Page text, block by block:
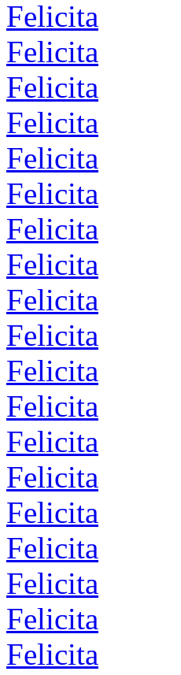
Felicita
Felicita
Felicita
Felicita
Felicita
Felicita
Felicita
Felicita
Felicita
Felicita
Felicita
Felicita
Felicita
Felicita
Felicita
Felicita
Felicita
Felicita
Felicita